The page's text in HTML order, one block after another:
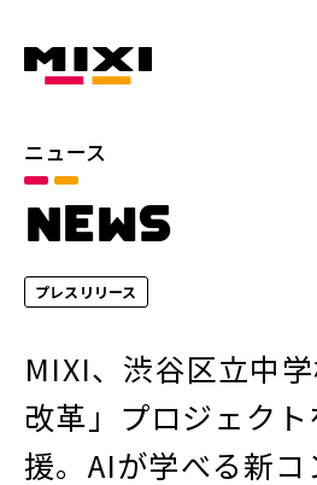
ニュース
NEWS
プレスリリース
MIXI、渋谷区立中
改革」プロジェク
援。AIが学べる新
カテゴリ
お知らせ
2026年